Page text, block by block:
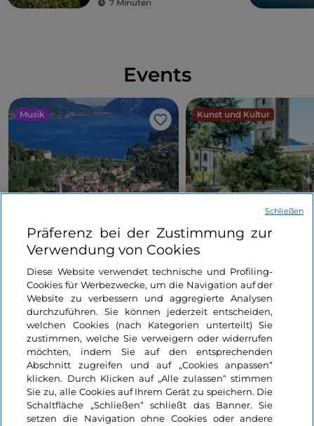
7 Minuten
Events
Musik
Like
LakeComo Music Festival
2026: klassische und
zeitgenössische Musik
zwischen Villen und Gärten
am Comer See
Lombardei, Como
Kunst und Kultur
Sondrio Estate 2026:
Veranstaltungen,
und Spaß im Herzen
Stadt
Lombardei, Sondrio
Informationen über die Seite
Präferenz bei der Zustimmung zur
Verwendung von Cookies
Diese Website verwendet technische und Profiling-
Cookies für Werbezwecke, um die Navigation auf der
Website zu verbessern und aggregierte Analysen
durchzuführen. Sie können jederzeit entscheiden,
welchen Cookies (nach Kategorien unterteilt) Sie
zustimmen, welche Sie verweigern oder widerrufen
möchten, indem Sie auf den entsprechenden
Abschnitt zugreifen und auf „Cookies anpassen“
klicken. Durch Klicken auf „Alle zulassen“ stimmen
Sie zu, alle Cookies auf Ihrem Gerät zu speichern. Die
Schaltfläche „Schließen“ schließt das Banner. Sie
setzen die Navigation ohne Cookies oder andere
Schließen